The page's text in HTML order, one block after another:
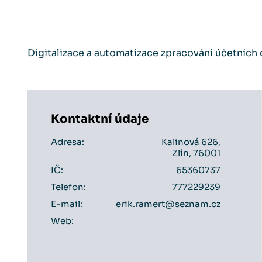
Digitalizace a automatizace zpracování účetních
Kontaktní údaje
Adresa:
Kalinová 626,
Zlín, 76001
IČ:
65360737
Telefon:
777229239
E-mail:
erik.ramert@seznam.cz
Web: